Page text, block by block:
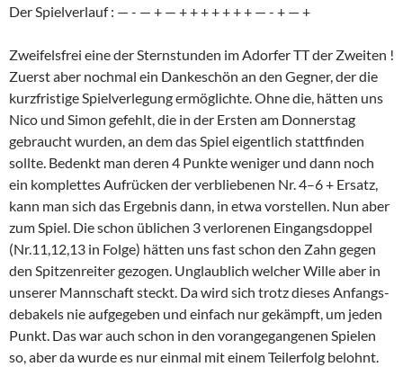
Der Spiel­ver­lauf : — - — + — + + + + + + + — - + — +
Zweifels­frei eine der Stern­stunden im Adorfer TT der Zweiten !
Zuerst aber nochmal ein Danke­schön an den Gegner, der die
kurzfris­tige Spiel­ver­le­gung ermög­lichte. Ohne die, hätten uns
Nico und Simon gefehlt, die in der Ersten am Donnerstag
gebraucht wurden, an dem das Spiel eigent­lich statt­finden
sollte. Bedenkt man deren 4 Punkte weniger und dann noch
ein komplettes Aufrü­cken der verblie­benen Nr. 4–6 + Ersatz,
kann man sich das Ergebnis dann, in etwa vorstellen. Nun aber
zum Spiel. Die schon üblichen 3 verlo­renen Eingangs­doppel
(Nr.11,12,13 in Folge) hätten uns fast schon den Zahn gegen
den Spitzen­reiter gezogen. Unglaub­lich welcher Wille aber in
unserer Mannschaft steckt. Da wird sich trotz dieses Anfangs­
de­ba­kels nie aufge­geben und einfach nur gekämpft, um jeden
Punkt. Das war auch schon in den voran­ge­gan­genen Spielen
so, aber da wurde es nur einmal mit einem Teilerfolg belohnt.